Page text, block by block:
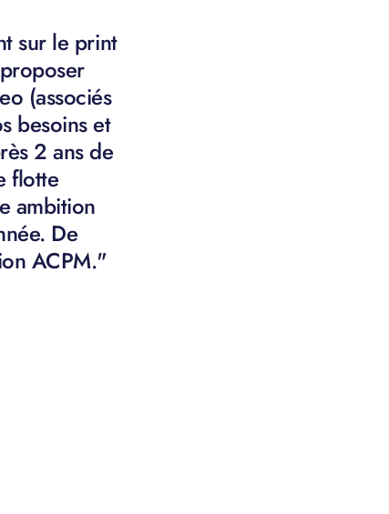
sur le print
(associés
besoins et
2 ans de
flotte
ambition
De
ACPM."